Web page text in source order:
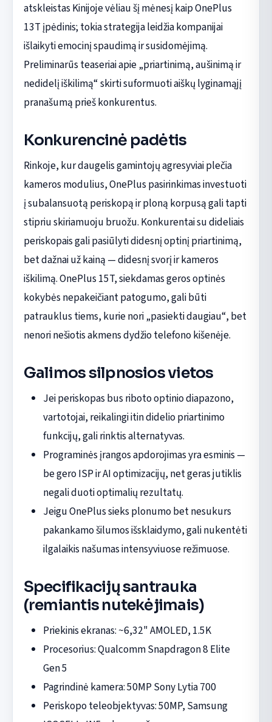
atskleistas Kinijoje vėliau šį mėnesį kaip OnePlus
13T įpėdinis; tokia strategija leidžia kompanijai
išlaikyti emocinį spaudimą ir susidomėjimą.
Preliminarūs teaseriai apie „priartinimą, aušinimą ir
nedidelį iškilimą“ skirti suformuoti aiškų lyginamąjį
pranašumą prieš konkurentus.
Konkurencinė padėtis
Rinkoje, kur daugelis gamintojų agresyviai plečia
kameros modulius, OnePlus pasirinkimas investuoti
į subalansuotą periskopą ir ploną korpusą gali tapti
stipriu skiriamuoju bruožu. Konkurentai su dideliais
periskopais gali pasiūlyti didesnį optinį priartinimą,
bet dažnai už kainą — didesnį svorį ir kameros
iškilimą. OnePlus 15T, siekdamas geros optinės
kokybės nepakeičiant patogumo, gali būti
patrauklus tiems, kurie nori „pasiekti daugiau“, bet
nenori nešiotis akmens dydžio telefono kišenėje.
Galimos silpnosios vietos
Jei periskopas bus riboto optinio diapazono,
vartotojai, reikalingi itin didelio priartinimo
funkcijų, gali rinktis alternatyvas.
Programinės įrangos apdorojimas yra esminis —
be gero ISP ir AI optimizacijų, net geras jutiklis
negali duoti optimalių rezultatų.
Jeigu OnePlus sieks plonumo bet nesukurs
pakankamo šilumos išsklaidymo, gali nukentėti
ilgalaikis našumas intensyviuose režimuose.
Specifikacijų santrauka
(remiantis nutekėjimais)
Priekinis ekranas: ~6,32" AMOLED, 1.5K
Procesorius: Qualcomm Snapdragon 8 Elite
Gen 5
Pagrindinė kamera: 50MP Sony Lytia 700
Periskopo teleobjektyvas: 50MP, Samsung